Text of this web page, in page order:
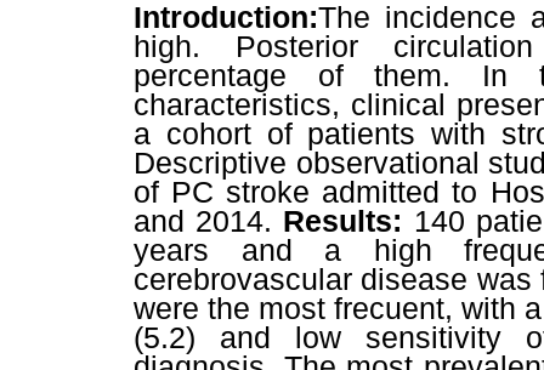
Introduction:The incidence
high. Posterior
percentage of them. In
characteristics, clinical
a cohort of patients with
Descriptive observational
of PC stroke admitted to
and 2014. Results: 140
years and a high
cerebrovascular disease
were the most frecuent, with
(5.2) and low sensitivity